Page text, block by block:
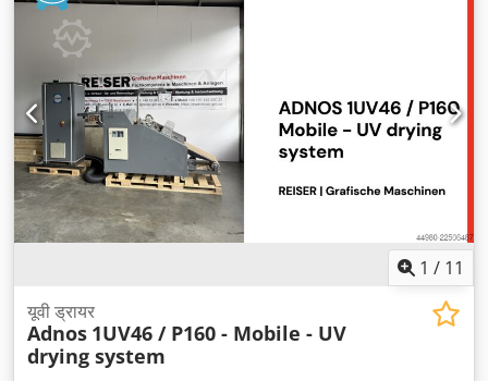
1 / 11
यूवी ड्रायर
Adnos 1UV46 / P160 - Mobile - UV
drying system